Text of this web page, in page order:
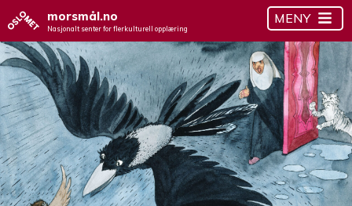
morsmål.no
Nasjonalt senter for flerkulturell opplæring
MENY